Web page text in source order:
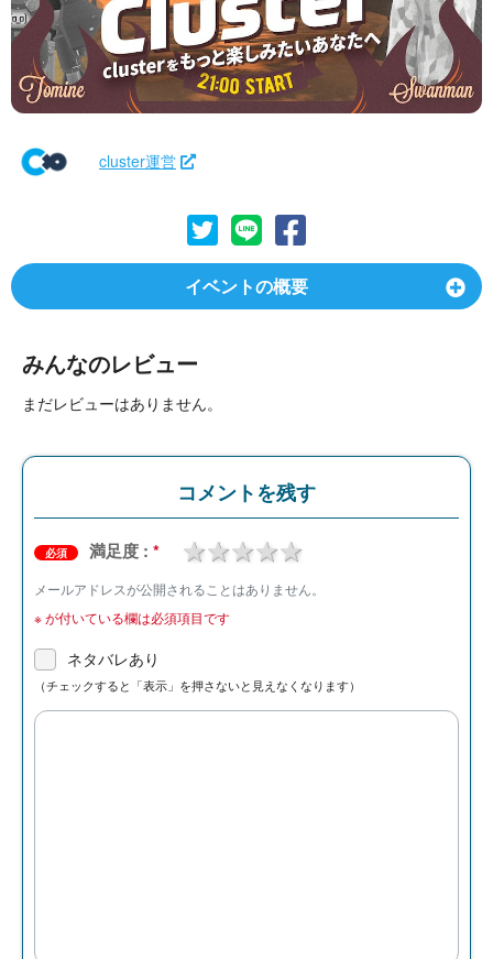
cluster運営
イベントの概要
みんなのレビュー
まだレビューはありません。
コメントを残す
必須 満足度 : * 4 stars
3 stars
2 stars
1 star
メールアドレスが公開されることはありません。
※が付いている欄は必須項目です
ネタバレあり
（チェックすると「表示」を押さないと見えなくなります）